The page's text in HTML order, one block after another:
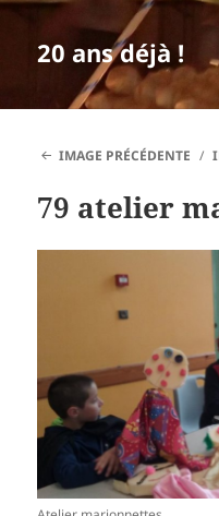
20 ans déjà !
IMAGE PRÉCÉDENTE
79 atelier